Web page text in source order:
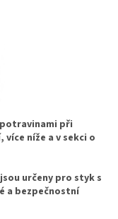
při
níže a v sekci o
určeny pro styk s
a bezpečnostní